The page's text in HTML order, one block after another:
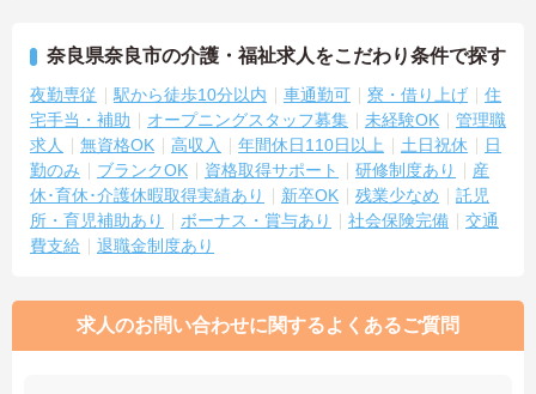
奈良県奈良市の介護・福祉求人をこだわり条件で探す
夜勤専従 駅から徒歩10分以内 車通勤可 寮・借り上げ
住
宅手当・補助
オープニングスタッフ募集 未経験OK
管理職
求人
無資格OK 高収入 年間休日110日以上 土日祝休
日
勤のみ
ブランクOK 資格取得サポート 研修制度あり
産
休･育休･介護休暇取得実績あり
新卒OK 残業少なめ
託児
所・育児補助あり
ボーナス・賞与あり 社会保険完備
交通
費支給
退職金制度あり
求人のお問い合わせに関するよくあるご質問